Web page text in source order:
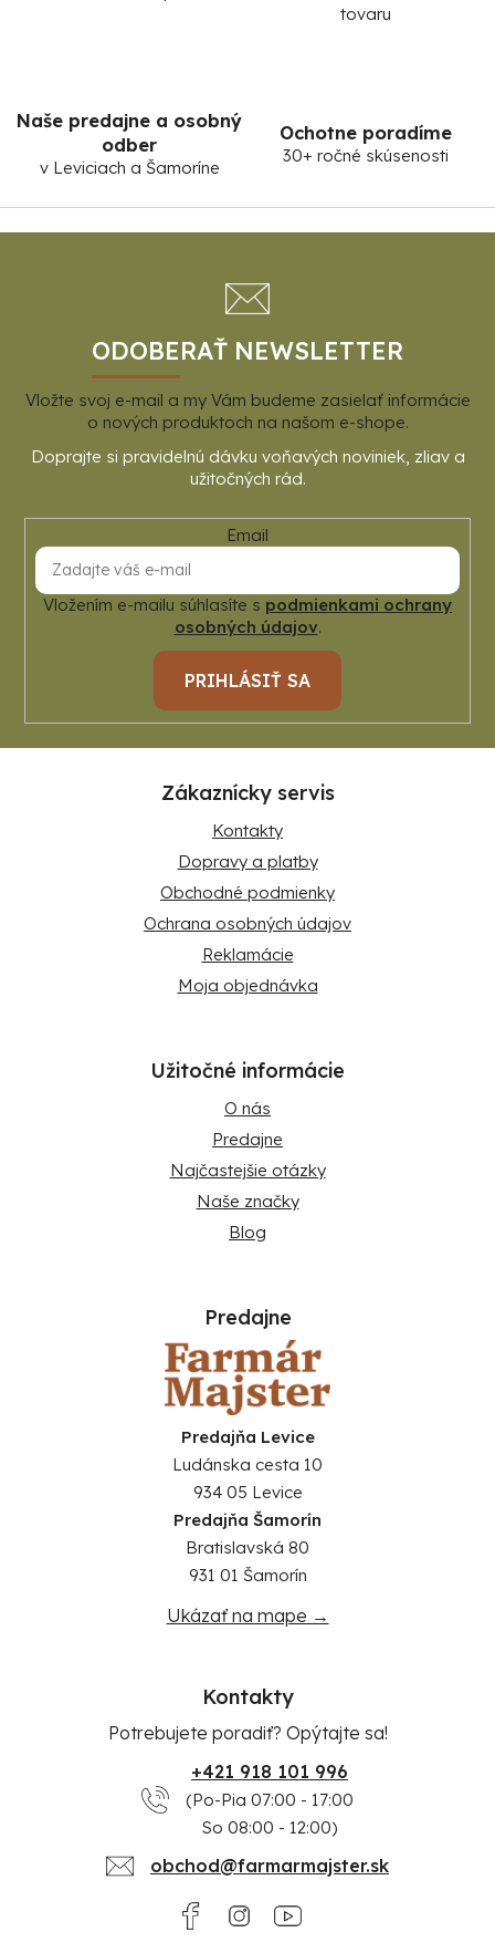
tovaru
Naše predajne a osobný
odber
v Leviciach a Šamoríne
Ochotne poradíme
30+ ročné skúsenosti
ODOBERAŤ NEWSLETTER
Vložte svoj e-mail a my Vám budeme zasielať informácie
o nových produktoch na našom e-shope.
Email
Vložením e-mailu súhlasíte s podmienkami ochrany
osobných údajov.
PRIHLÁSIŤ SA
Zákaznícky servis
Kontakty
Dopravy a platby
Obchodné podmienky
Ochrana osobných údajov
Reklamácie
Moja objednávka
Užitočné informácie
O nás
Predajne
Najčastejšie otázky
Naše značky
Blog
Predajne
Predajňa Levice
Ludánska cesta 10
934 05 Levice
Predajňa Šamorín
Bratislavská 80
931 01 Šamorín
Ukázať na mape →
Kontakty
Potrebujete poradiť? Opýtajte sa!
+421 918 101 996
(Po-Pia 07:00 - 17:00
So 08:00 - 12:00)
obchod@farmarmajster.sk